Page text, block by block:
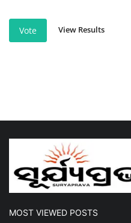
Vote View Results
MOST VIEWED POSTS